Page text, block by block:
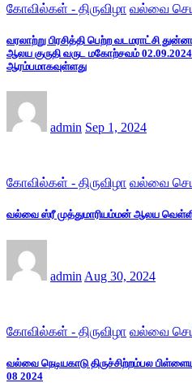
கோவில்கள் - திருவிழா வல்வை
வரலாற்று பிரசித்தி பெற்ற வடமராட்சி
ஆலய குருதி வருட மகோற்சவம்
ஆரம்பமாகவுள்ளது
admin Sep 1, 2024
கோவில்கள் - திருவிழா வல்வை
வல்வை ஸ்ரீ முத்துமாரியம்மன் ஆலய
admin Aug 30, 2024
கோவில்கள் - திருவிழா வல்வை
வல்வை நெடியகாடு திருச்சிற்றம்பல
08 2024